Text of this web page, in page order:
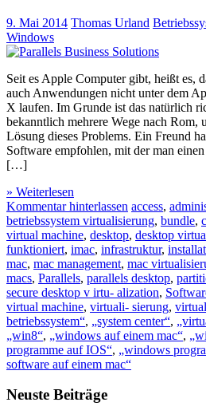
9. Mai 2014 Thomas Urland
Windows
Seit es Apple Computer gibt, heißt es,
auch Anwendungen nicht unter dem
X laufen. Im Grunde ist das natürlich
bekanntlich mehrere Wege nach Rom,
Lösung dieses Problems. Ein Freund
Software empfohlen, mit der man
[…]
» Weiterlesen
Kommentar hinterlassen access,
betriebssystem virtualisierung, bundle,
virtual machine, desktop, desktop
funktioniert, imac, infrastruktur,
mac, mac management, mac
macs, Parallels, parallels desktop,
secure desktop v irtu- alization,
virtual machine, virtuali- sierung,
betriebssystem“, „system center“,
„win8“, „windows auf einem mac“,
programme auf IOS“, „windows
software auf einem mac“
Neuste Beiträge